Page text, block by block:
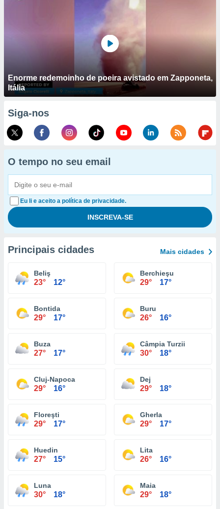
Enorme redemoinho de poeira avistado em Zapponeta,
Itália
Siga-nos
O tempo no seu email
Eu li e aceito a política de privacidade.
Principais cidades Mais cidades
Beliş
23° 12°
Berchieşu
29° 17°
Bontida
29° 17°
Buru
26° 16°
Buza
27° 17°
Câmpia Turzii
30° 18°
Cluj-Napoca
29° 16°
Dej
29° 18°
Floreşti
29° 17°
Gherla
29° 17°
Huedin
27° 15°
Lita
26° 16°
Luna
30° 18°
Maia
29° 18°